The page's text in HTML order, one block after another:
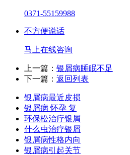
0371-55159988
不方便说话
马上在线咨询
上一篇： 银屑病睡眠不足
下一篇： 返回列表
银屑病最近皮损
银屑病 怀孕 复
环保松治疗银屑
什么虫治疗银屑
银屑病性格内向
银屑病引起关节